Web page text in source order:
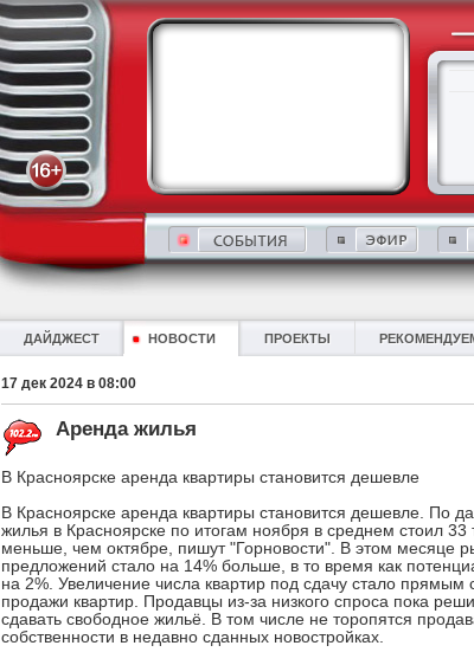
ДАЙДЖЕСТ НОВОСТИ ПРОЕКТЫ
17 дек 2024 в 08:00
Аренда жилья
В Красноярске аренда квартиры становится дешевле
В Красноярске аренда квартиры становится дешевле. По
жилья в Красноярске по итогам ноября в среднем стоил
меньше, чем октябре, пишут "Горновости". В этом месяце
предложений стало на 14% больше, в то время как
на 2%. Увеличение числа квартир под сдачу стало прямым
продажи квартир. Продавцы из-за низкого спроса пока
сдавать свободное жильё. В том числе не торопятся
собственности в недавно сданных новостройках.